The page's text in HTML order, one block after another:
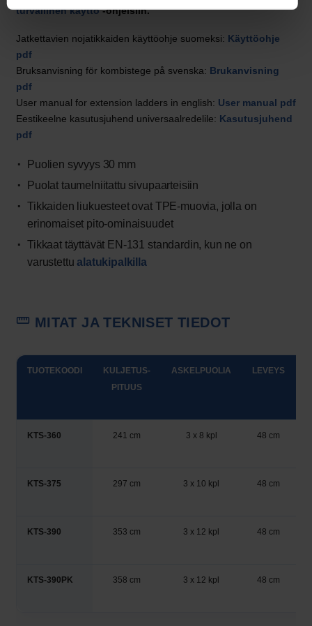
turvallinen käyttö-ohjeisiin.
Jatkettavien nojatikkaiden käyttöohje suomeksi: Käyttöohje
pdf
Bruksanvisning för kombistege på svenska: Brukanvisning
pdf
User manual for extension ladders in english: User manual pdf
Eestikeelne kasutusjuhend universaalredelile: Kasutusjuhend
pdf
Puolien syvyys 30 mm
Puolat taumelniitattu sivupaarteisiin
Tikkaiden liukuesteet ovat TPE-muovia, jolla on
erinomaiset pito-ominaisuudet
Tikkaat täyttävät EN-131 standardin, kun ne on
varustettualatukipalkilla
MITAT JA TEKNISET TIEDOT
TUOTEKOODI
KULJETUS-
PITUUS
ASKELPUOLIA LEVEYS
KTS-360 241 cm 3 x 8 kpl 48 cm
KTS-375 297 cm 3 x 10 kpl 48 cm
KTS-390 353 cm 3 x 12 kpl 48 cm
KTS-390PK 358 cm 3 x 12 kpl 48 cm